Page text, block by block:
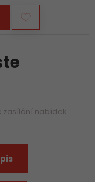
zasílání nabídek